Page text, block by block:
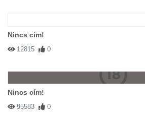
Nincs cím!
12815 0
Nincs cím!
95583 0